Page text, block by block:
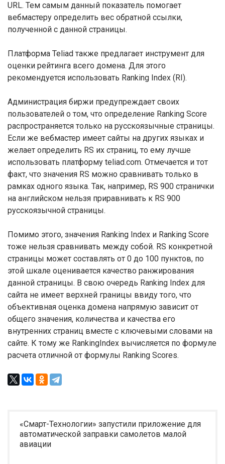
URL. Тем самым данный показатель помогает
вебмастеру определить вес обратной ссылки,
полученной с данной страницы.
Платформа Teliad также предлагает инструмент для
оценки рейтинга всего домена. Для этого
рекомендуется использовать Ranking Index (RI).
Администрация биржи предупреждает своих
пользователей о том, что определение Ranking Score
распространяется только на русскоязычные страницы.
Если же вебмастер имеет сайты на других языках и
желает определить RS их страниц, то ему лучше
использовать платформу teliad.com. Отмечается и тот
факт, что значения RS можно сравнивать только в
рамках одного языка. Так, например, RS 900 странички
на английском нельзя приравнивать к RS 900
русскоязычной страницы.
Помимо этого, значения Ranking Index и Ranking Score
тоже нельзя сравнивать между собой. RS конкретной
страницы может составлять от 0 до 100 пунктов, по
этой шкале оценивается качество ранжирования
данной страницы. В свою очередь Ranking Index для
сайта не имеет верхней границы ввиду того, что
объективная оценка домена напрямую зависит от
общего значения, количества и качества его
внутренних страниц вместе с ключевыми словами на
сайте. К тому же RankingIndex вычисляется по формуле
расчета отличной от формулы Ranking Scores.
«Смарт-Технологии» запустили приложение для
автоматической заправки самолетов малой
авиации